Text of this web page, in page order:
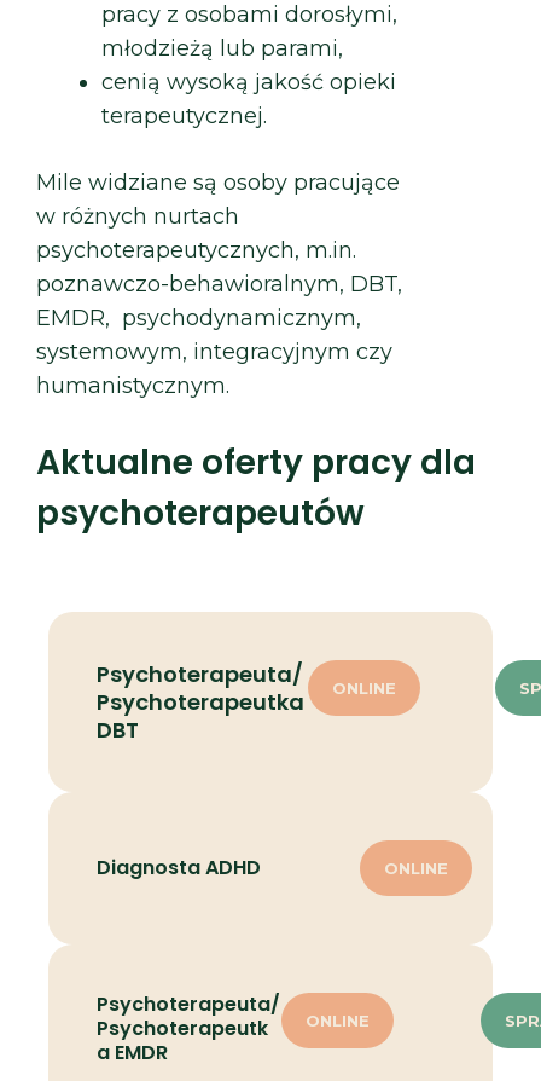
pracy z osobami dorosłymi,
młodzieżą lub parami,
cenią wysoką jakość opieki
terapeutycznej.
Mile widziane są osoby pracujące
w różnych nurtach
psychoterapeutycznych, m.in.
poznawczo-behawioralnym, DBT,
EMDR, psychodynamicznym,
systemowym, integracyjnym czy
humanistycznym.
Aktualne oferty pracy dla
psychoterapeutów
Psychoterapeuta/
Psychoterapeutka
DBT
ONLINE
Diagnosta ADHD ONLINE
Psychoterapeuta/
Psychoterapeutk
a EMDR
ONLINE